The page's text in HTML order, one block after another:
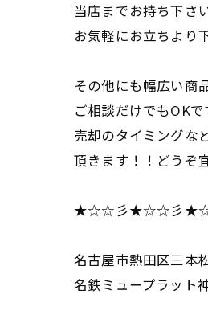
当店までお持ち下さ
お気軽にお立ちより
その他にも幅広い商
ご相談だけでもOKで
売却のタイミングな
頂きます！！どうぞ
★☆☆彡★☆☆彡
名古屋市熱田区三本
名鉄ミュープラット